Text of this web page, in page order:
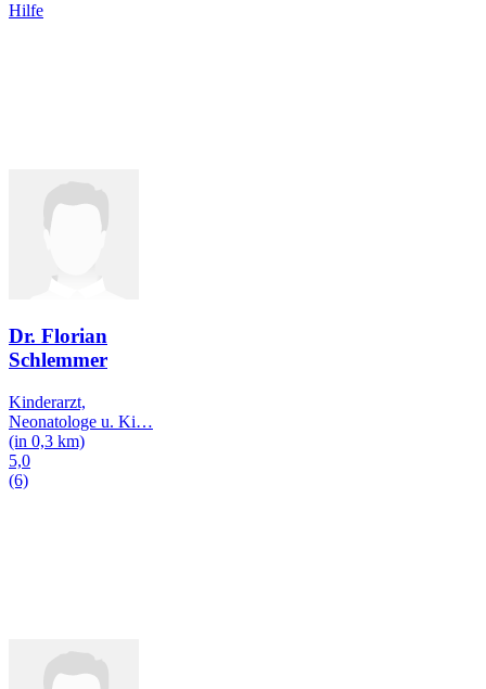
Hilfe
Dr. Florian
Schlemmer
Kinderarzt,
Neonatologe u. Ki…
(in 0,3 km)
5,0
(6)